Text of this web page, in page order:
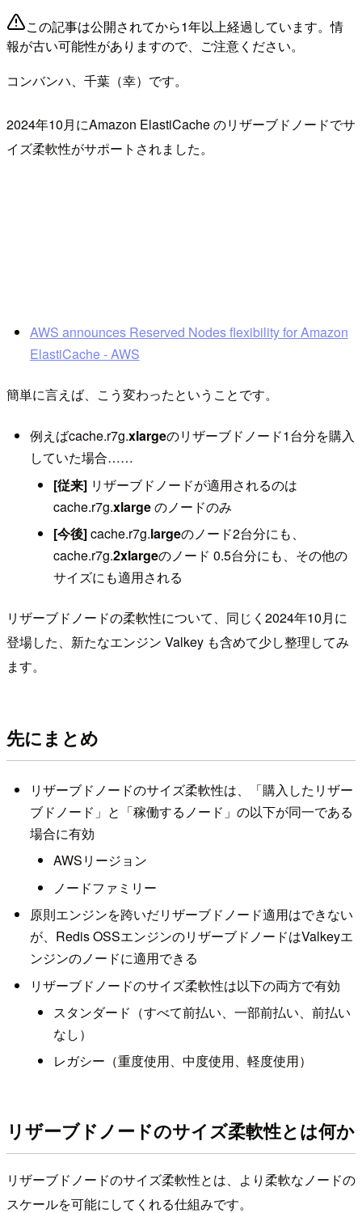
この記事は公開されてから1年以上経過しています。情
報が古い可能性がありますので、ご注意ください。
コンバンハ、千葉（幸）です。
2024年10月にAmazon ElastiCache のリザーブドノードでサ
イズ柔軟性がサポートされました。
AWS announces Reserved Nodes flexibility for Amazon
ElastiCache - AWS
簡単に言えば、こう変わったということです。
例えばcache.r7g.xlargeのリザーブドノード1台分を購入
していた場合……
[従来]リザーブドノードが適用されるのは
cache.r7g.xlargeのノードのみ
[今後]cache.r7g.largeのノード2台分にも、
cache.r7g.2xlargeのノード 0.5台分にも、その他の
サイズにも適用される
リザーブドノードの柔軟性について、同じく2024年10月に
登場した、新たなエンジン Valkey も含めて少し整理してみ
ます。
先にまとめ
リザーブドノードのサイズ柔軟性は、「購入したリザー
ブドノード」と「稼働するノード」の以下が同一である
場合に有効
AWSリージョン
ノードファミリー
原則エンジンを跨いだリザーブドノード適用はできない
が、Redis OSSエンジンのリザーブドノードはValkeyエ
ンジンのノードに適用できる
リザーブドノードのサイズ柔軟性は以下の両方で有効
スタンダード（すべて前払い、一部前払い、前払い
なし）
レガシー（重度使用、中度使用、軽度使用）
リザーブドノードのサイズ柔軟性とは何か
リザーブドノードのサイズ柔軟性とは、より柔軟なノードの
スケールを可能にしてくれる仕組みです。